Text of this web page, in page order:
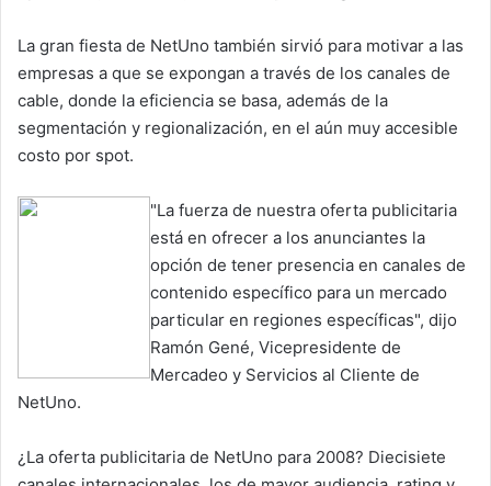
La gran fiesta de NetUno también sirvió para motivar a las
empresas a que se expongan a través de los canales de
cable, donde la eficiencia se basa, además de la
segmentación y regionalización, en el aún muy accesible
costo por spot.
"La fuerza de nuestra oferta publicitaria
está en ofrecer a los anunciantes la
opción de tener presencia en canales de
contenido específico para un mercado
particular en regiones específicas", dijo
Ramón Gené, Vicepresidente de
Mercadeo y Servicios al Cliente de
NetUno.
¿La oferta publicitaria de NetUno para 2008? Diecisiete